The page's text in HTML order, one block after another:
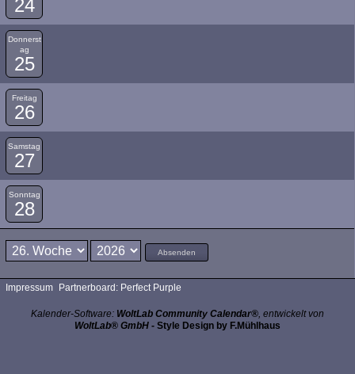
24
Donnerst
ag
25
Freitag
26
Samstag
27
Sonntag
28
Absenden
Impressum Partnerboard: Perfect Purple
Kalender-Software: WoltLab Community Calendar®, entwickelt von
WoltLab® GmbH